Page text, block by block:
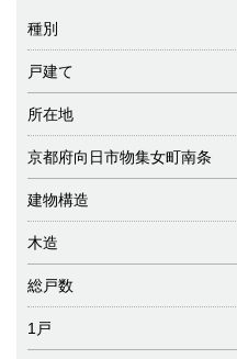
種別
戸建て
所在地
京都府向日市物集女町南条
建物構造
木造
総戸数
1戸